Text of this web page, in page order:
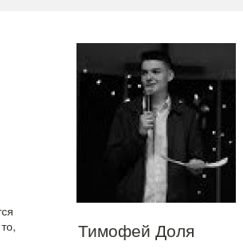
Тимофей Доля